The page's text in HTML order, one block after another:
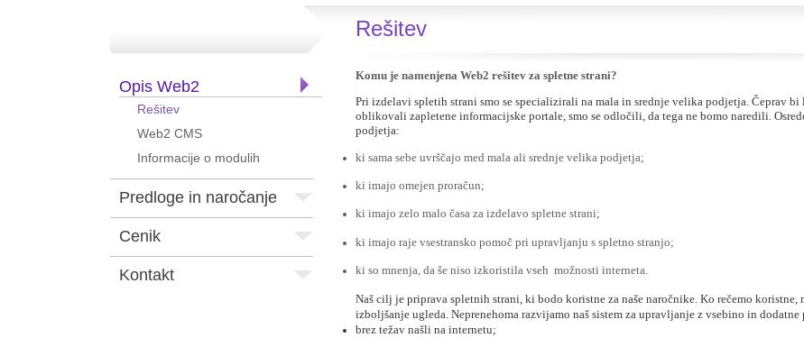
Opis Web2
Rešitev
Web2 CMS
Informacije o modulih
Predloge in naročanje
Cenik
Kontakt
Rešitev
Komu je namenjena Web2 rešitev za spletne strani?
Pri izdelavi spletih strani smo se specializirali na mala in srednje velika podjetja. Čeprav
oblikovali zapletene informacijske portale, smo se odločili, da tega ne bomo naredili.
podjetja:
ki sama sebe uvrščajo med mala ali srednje velika podjetja;
ki imajo omejen proračun;
ki imajo zelo malo časa za izdelavo spletne strani;
ki imajo raje vsestransko pomoč pri upravljanju s spletno stranjo;
ki so mnenja, da še niso izkoristila vseh možnosti interneta.
Naš cilj je priprava spletnih strani, ki bodo koristne za naše naročnike. Ko rečemo
izboljšanje ugleda. Neprenehoma razvijamo naš sistem za upravljanje z vsebino in
brez težav našli na internetu;